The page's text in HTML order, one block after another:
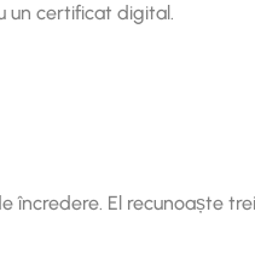
un certificat digital.
încredere. El recunoaște